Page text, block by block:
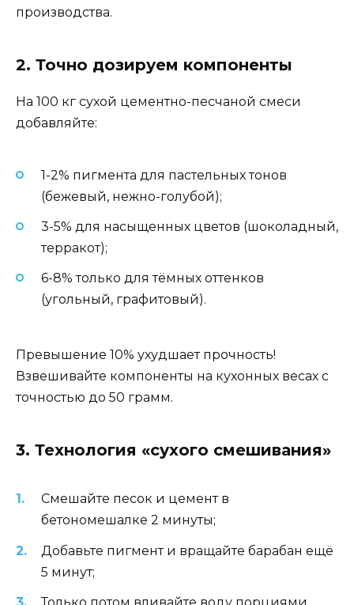
производства.
2. Точно дозируем компоненты
На 100 кг сухой цементно-песчаной смеси
добавляйте:
1-2% пигмента для пастельных тонов
(бежевый, нежно-голубой);
3-5% для насыщенных цветов (шоколадный,
терракот);
6-8% только для тёмных оттенков
(угольный, графитовый).
Превышение 10% ухудшает прочность!
Взвешивайте компоненты на кухонных весах с
точностью до 50 грамм.
3. Технология «сухого смешивания»
Смешайте песок и цемент в
бетономешалке 2 минуты;
Добавьте пигмент и вращайте барабан ещё
5 минут;